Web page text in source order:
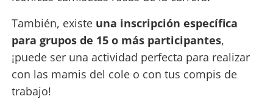
También, existe una inscripción específica
para grupos de 15 o más participantes,
¡puede ser una actividad perfecta para realizar
con las mamis del cole o con tus compis de
trabajo!